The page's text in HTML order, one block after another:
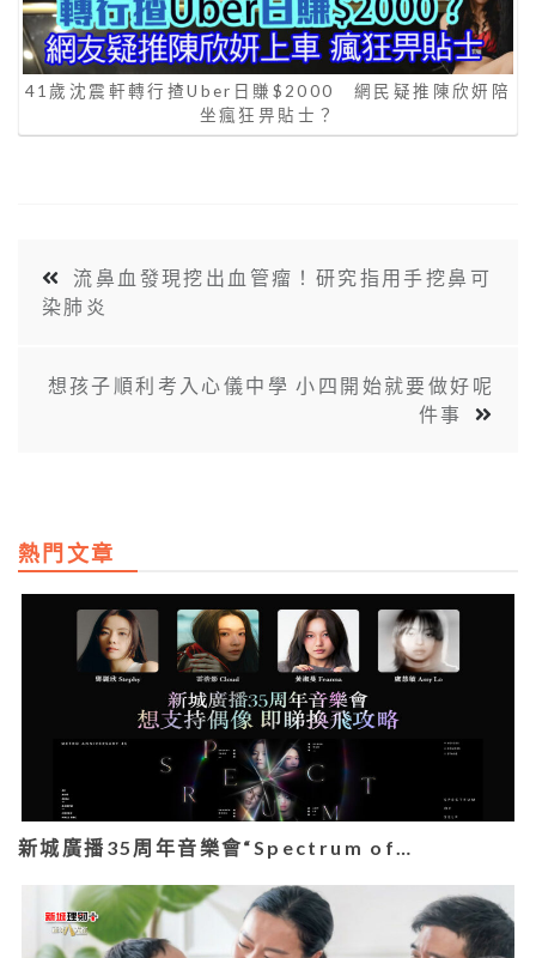
41歲沈震軒轉行揸Uber日賺$2000 網民疑推陳欣妍陪
坐瘋狂畀貼士？
流鼻血發現挖出血管瘤！研究指用手挖鼻可
染肺炎
想孩子順利考入心儀中學 小四開始就要做好呢
件事
熱門文章
新城廣播35周年音樂會“Spectrum of…